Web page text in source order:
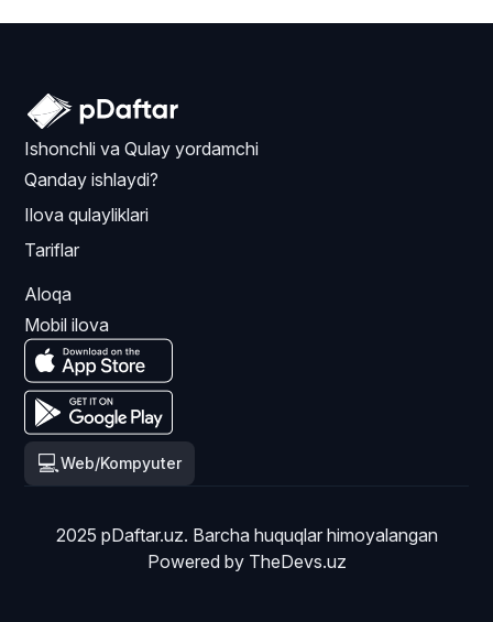
Ishonchli va Qulay yordamchi
Qanday ishlaydi?
Ilova qulayliklari
Tariflar
Aloqa
Mobil ilova
💻Web/Kompyuter
2025 pDaftar.uz. Barcha huquqlar himoyalangan
Powered by TheDevs.uz